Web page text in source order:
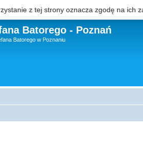
Batorego - Poznań
Batorego w Poznaniu
z tej strony oznacza zgodę na ich